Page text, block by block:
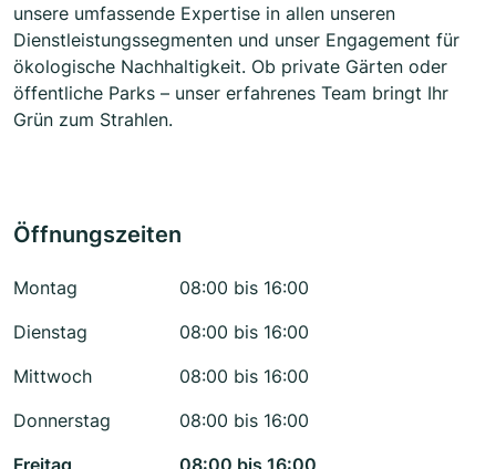
unsere umfassende Expertise in allen unseren
Dienstleistungssegmenten und unser Engagement für
ökologische Nachhaltigkeit. Ob private Gärten oder
öffentliche Parks – unser erfahrenes Team bringt Ihr
Grün zum Strahlen.
Öffnungszeiten
Montag
08:00 bis 16:00
Dienstag
08:00 bis 16:00
Mittwoch
08:00 bis 16:00
Donnerstag
08:00 bis 16:00